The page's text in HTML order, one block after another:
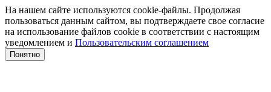
На нашем сайте используются cookie-файлы. Продолжая
пользоваться данным сайтом, вы подтверждаете свое согласие
на использование файлов cookie в соответствии с настоящим
уведомлением и Пользовательским соглашением
Понятно